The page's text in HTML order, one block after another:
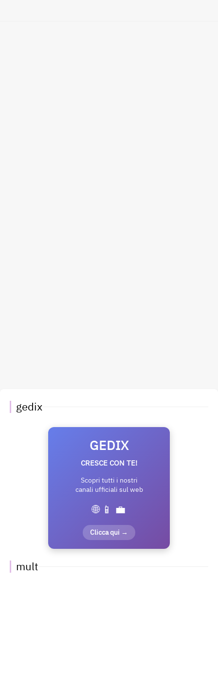
gedix
GEDIX
CRESCE CON TE!
Scopri tutti i nostri
canali ufficiali sul web
🌐 📱 💼
Clicca qui →
mult